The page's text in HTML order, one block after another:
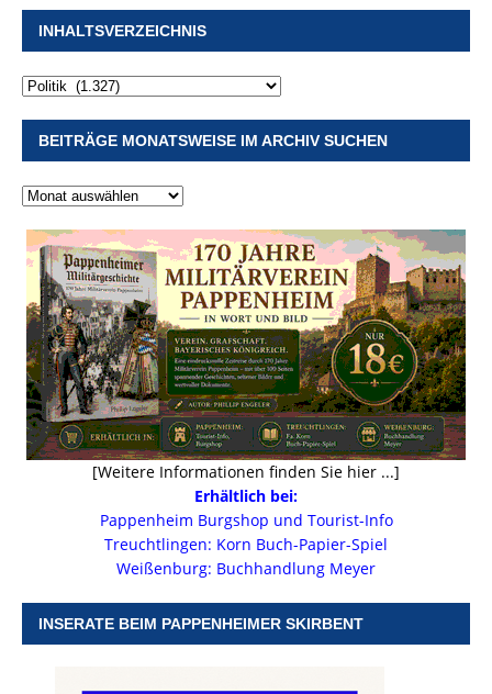
INHALTSVERZEICHNIS
BEITRÄGE MONATSWEISE IM ARCHIV SUCHEN
[Weitere Informationen finden Sie hier ...]
Erhältlich bei:
Pappenheim Burgshop und Tourist-Info
Treuchtlingen: Korn Buch-Papier-Spiel
Weißenburg: Buchhandlung Meyer
INSERATE BEIM PAPPENHEIMER SKIRBENT